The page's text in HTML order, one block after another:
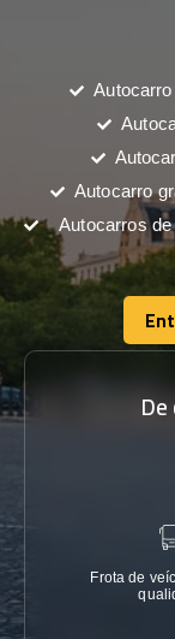
Autocarro
Autocarros
Frota de